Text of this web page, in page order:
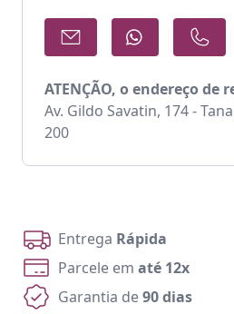
ATENÇÃO, o endereço de
Av. Gildo Savatin, 174 -
200
Entrega Rápida
Parcele em até 12x
Garantia de90 dias